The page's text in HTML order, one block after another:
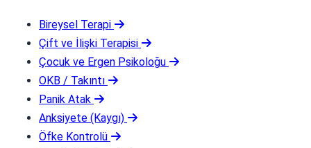
Bireysel Terapi
Çift ve İlişki Terapisi
Çocuk ve Ergen Psikoloğu
OKB / Takıntı
Panik Atak
Anksiyete (Kaygı)
Öfke Kontrolü